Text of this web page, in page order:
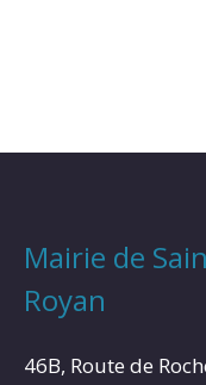
Mairie de
Royan
46B, Route de